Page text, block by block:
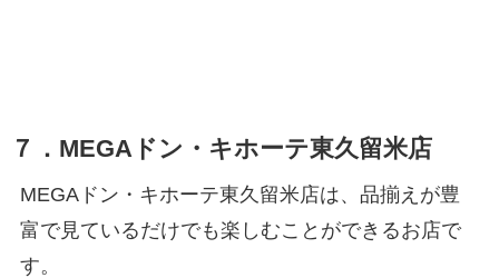
７．MEGAドン・キホーテ東久留米店
MEGAドン・キホーテ東久留米店は、品揃えが豊
富で見ているだけでも楽しむことができるお店で
す。